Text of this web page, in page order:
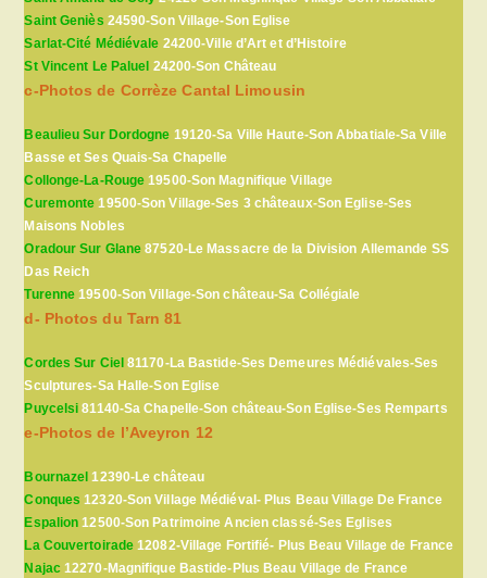
Saint Geniès 24590-Son Village-Son Eglise
Sarlat-Cité Médiévale 24200-Ville d’Art et d’Histoire
St Vincent Le Paluel 24200-Son Château
c-Photos de Corrèze Cantal Limousin
Beaulieu Sur Dordogne 19120-Sa Ville Haute-Son Abbatiale-Sa Ville
Basse et Ses Quais-Sa Chapelle
Collonge-La-Rouge 19500-Son Magnifique Village
Curemonte 19500-Son Village-Ses 3 châteaux-Son Eglise-Ses
Maisons Nobles
Oradour Sur Glane 87520-Le Massacre de la Division Allemande SS
Das Reich
Turenne 19500-Son Village-Son château-Sa Collégiale
d- Photos du Tarn 81
Cordes Sur Ciel 81170-La Bastide-Ses Demeures Médiévales-Ses
Sculptures-Sa Halle-Son Eglise
Puycelsi 81140-Sa Chapelle-Son château-Son Eglise-Ses Remparts
e-Photos de l’Aveyron 12
Bournazel 12390-Le château
Conques 12320-Son Village Médiéval- Plus Beau Village De France
Espalion 12500-Son Patrimoine Ancien classé-Ses Eglises
La Couvertoirade 12082-Village Fortifié- Plus Beau Village de France
Najac12270-Magnifique Bastide-Plus Beau Village de France